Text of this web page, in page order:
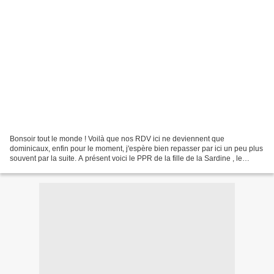
Bonsoir tout le monde ! Voilà que nos RDV ici ne deviennent que
dominicaux, enfin pour le moment, j'espère bien repasser par ici un peu plus
souvent par la suite. A présent voici le PPR de la fille de la Sardine , le